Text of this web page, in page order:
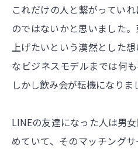
これだけの人と繋がってい
のではないかと思いました
上げたいという漠然とした
なビジネスモデルまでは何
しかし飲み会が転機になりま
LINEの友達になった人は男
めていて、そのマッチング